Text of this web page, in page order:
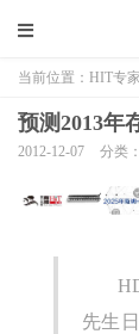
当前位置： HIT专
预测2013年
2012-12-07 分类：
先生